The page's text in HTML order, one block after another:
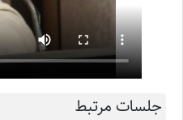
جلسات مرتبط